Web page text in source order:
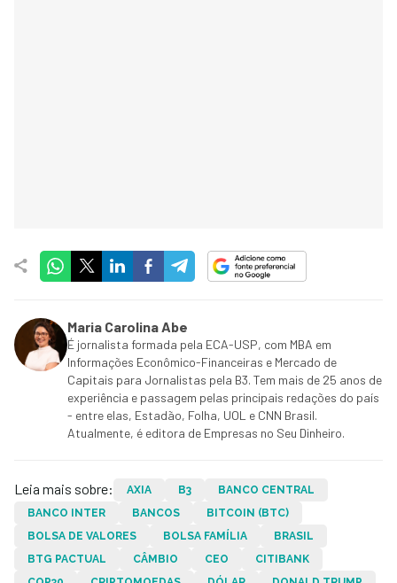
Maria Carolina Abe
É jornalista formada pela ECA-USP, com MBA em
Informações Econômico-Financeiras e Mercado de
Capitais para Jornalistas pela B3. Tem mais de 25 anos de
experiência e passagem pelas principais redações do país
- entre elas, Estadão, Folha, UOL e CNN Brasil.
Atualmente, é editora de Empresas no Seu Dinheiro.
Leia mais sobre: AXIA B3
BANCO CENTRAL
BANCO INTER
BANCOS
BITCOIN (BTC)
BOLSA DE VALORES
BOLSA FAMÍLIA
BRASIL
BTG PACTUAL
CÂMBIO CEO
CITIBANK